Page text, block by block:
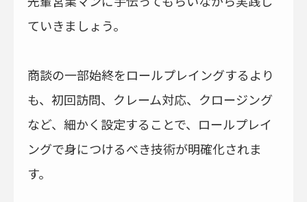
ていきましょう。
商談の一部始終をロールプレイングするより
も、初回訪問、クレーム対応、クロージング
など、細かく設定することで、ロールプレイ
ングで身につけるべき技術が明確化されま
す。